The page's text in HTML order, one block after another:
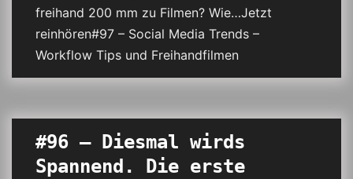
freihand 200 mm zu Filmen? Wie…Jetzt
reinhören#97 – Social Media Trends –
Workflow Tips und Freihandfilmen
#96 – Diesmal wirds
Spannend. Die erste